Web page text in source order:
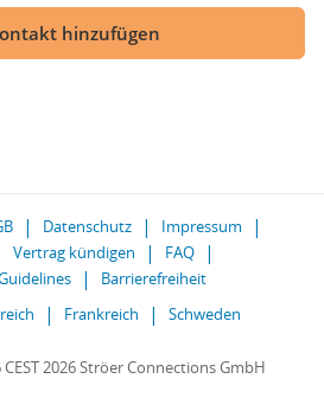
hinzufügen
Datenschutz
Impressum
Vertrag kündigen
FAQ
Barrierefreiheit
Frankreich Schweden
2026 Ströer Connections GmbH